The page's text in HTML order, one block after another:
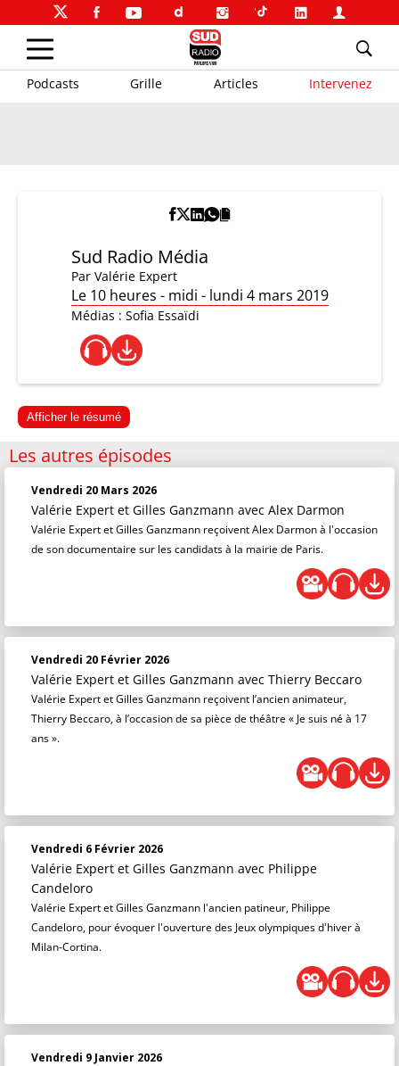
Podcasts Grille Articles Intervenez
Sud Radio Média
Par Valérie Expert
Le 10 heures - midi - lundi 4 mars 2019
Médias : Sofia Essaïdi
Afficher le résumé
Les autres épisodes
Vendredi 20 Mars 2026
Valérie Expert et Gilles Ganzmann avec Alex Darmon
Valérie Expert et Gilles Ganzmann reçoivent Alex Darmon à l'occasion
de son documentaire sur les candidats à la mairie de Paris.
Vendredi 20 Février 2026
Valérie Expert et Gilles Ganzmann avec Thierry Beccaro
Valérie Expert et Gilles Ganzmann reçoivent l’ancien animateur,
Thierry Beccaro, à l’occasion de sa pièce de théâtre « Je suis né à 17
ans ».
Vendredi 6 Février 2026
Valérie Expert et Gilles Ganzmann avec Philippe
Candeloro
Valérie Expert et Gilles Ganzmann l'ancien patineur, Philippe
Candeloro, pour évoquer l'ouverture des Jeux olympiques d'hiver à
Milan-Cortina.
Vendredi 9 Janvier 2026